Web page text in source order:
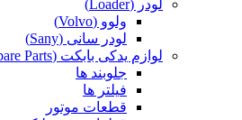
لودر (Loader)
ولوو (Volvo)
لودر سانی (Sany)
لوازم یدکی بابکت (Bobcat Spare Parts)
جلوبند ها
فیلتر ها
قطعات موتور